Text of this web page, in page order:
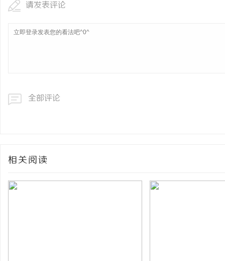
请发表评论
全部评论
相关阅读